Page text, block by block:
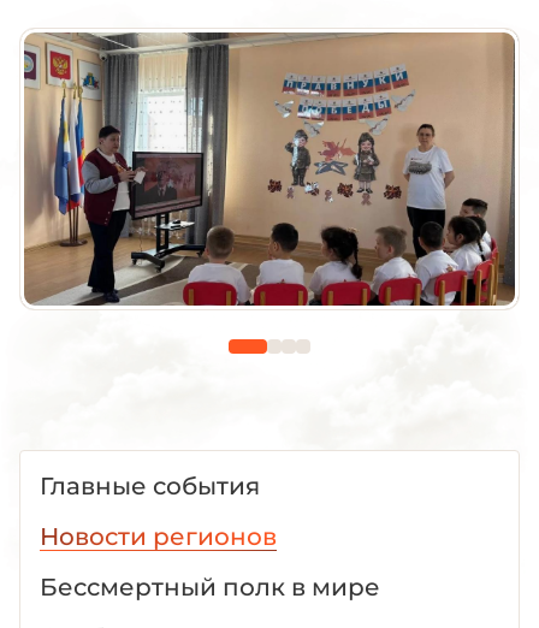
Главные события
Новости регионов
Бессмертный полк в мире